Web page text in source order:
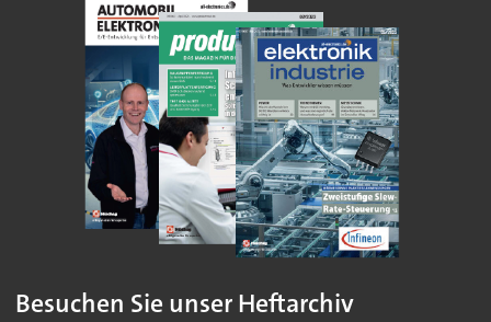
Besuchen Sie unser Heftarchiv